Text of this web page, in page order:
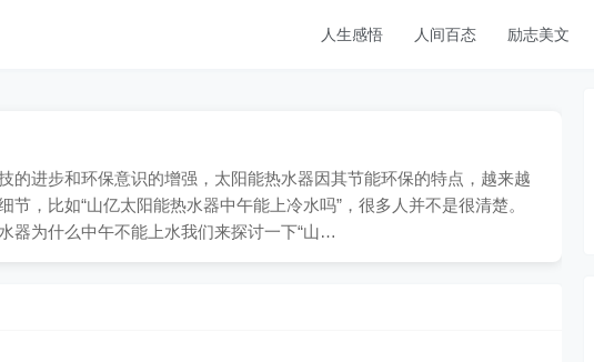
人生感悟 人间百态 励志美文
的进步和环保意识的增强，太阳能热水器因其节能环保的特点，越来越
，比如“山亿太阳能热水器中午能上冷水吗”，很多人并不是很清楚。
器为什么中午不能上水我们来探讨一下“山…